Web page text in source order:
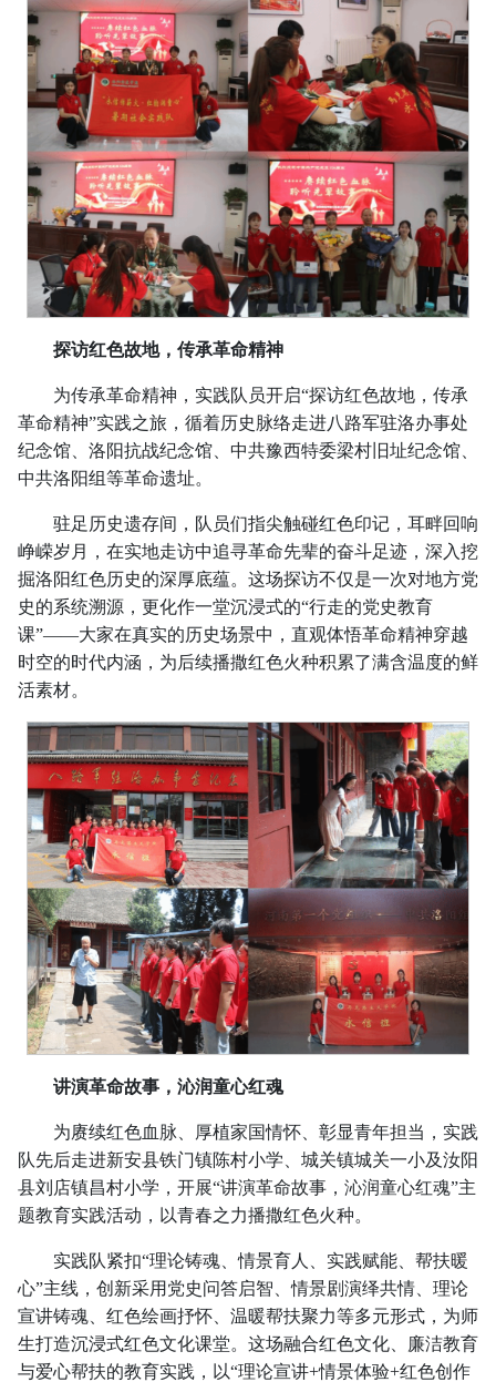
探访红色故地，传承革命精神
为传承革命精神，实践队员开启“探访红色故地，传承
革命精神”实践之旅，循着历史脉络走进八路军驻洛办事处
纪念馆、洛阳抗战纪念馆、中共豫西特委梁村旧址纪念馆、
中共洛阳组等革命遗址。
驻足历史遗存间，队员们指尖触碰红色印记，耳畔回响
峥嵘岁月，在实地走访中追寻革命先辈的奋斗足迹，深入挖
掘洛阳红色历史的深厚底蕴。这场探访不仅是一次对地方党
史的系统溯源，更化作一堂沉浸式的“行走的党史教育
课”——大家在真实的历史场景中，直观体悟革命精神穿越
时空的时代内涵，为后续播撒红色火种积累了满含温度的鲜
活素材。
讲演革命故事，沁润童心红魂
为赓续红色血脉、厚植家国情怀、彰显青年担当，实践
队先后走进新安县铁门镇陈村小学、城关镇城关一小及汝阳
县刘店镇昌村小学，开展“讲演革命故事，沁润童心红魂”主
题教育实践活动，以青春之力播撒红色火种。
实践队紧扣“理论铸魂、情景育人、实践赋能、帮扶暖
心”主线，创新采用党史问答启智、情景剧演绎共情、理论
宣讲铸魂、红色绘画抒怀、温暖帮扶聚力等多元形式，为师
生打造沉浸式红色文化课堂。这场融合红色文化、廉洁教育
与爱心帮扶的教育实践，以“理论宣讲+情景体验+红色创作